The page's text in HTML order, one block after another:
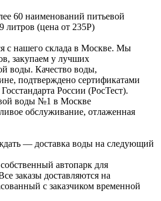
60 наименований питьевой
литров (цена от 235Р)
с нашего склада в Москве. Мы
закупаем у лучших
воды. Качество воды,
подтверждено сертификатами
России (РосТест).
воды №1 в Москве
обслуживание, отлаженная
— доставка воды на следующий
автопарк для
заказы доставляются на
с заказчиком временной